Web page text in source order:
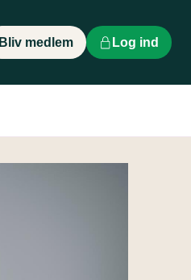
Bliv medlem Log ind